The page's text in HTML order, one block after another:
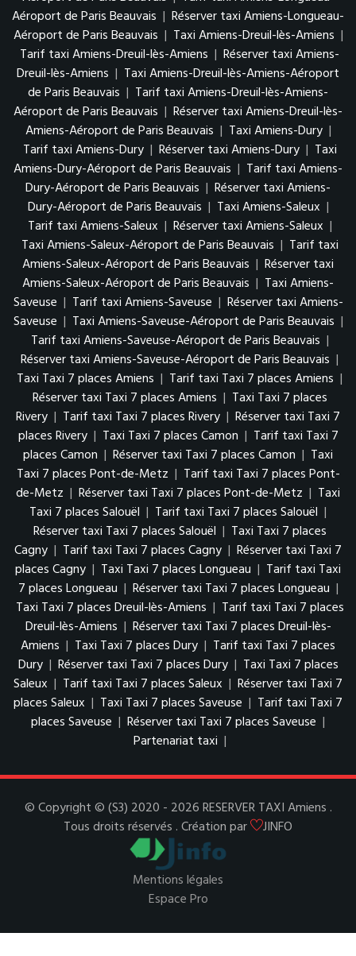
Aéroport de Paris Beauvais | Réserver taxi Amiens-Longueau-
Aéroport de Paris Beauvais | Taxi Amiens-Dreuil-lès-Amiens |
Tarif taxi Amiens-Dreuil-lès-Amiens | Réserver taxi Amiens-
Dreuil-lès-Amiens | Taxi Amiens-Dreuil-lès-Amiens-Aéroport
de Paris Beauvais | Tarif taxi Amiens-Dreuil-lès-Amiens-
Aéroport de Paris Beauvais | Réserver taxi Amiens-Dreuil-lès-
Amiens-Aéroport de Paris Beauvais | Taxi Amiens-Dury |
Tarif taxi Amiens-Dury | Réserver taxi Amiens-Dury | Taxi
Amiens-Dury-Aéroport de Paris Beauvais | Tarif taxi Amiens-
Dury-Aéroport de Paris Beauvais | Réserver taxi Amiens-
Dury-Aéroport de Paris Beauvais | Taxi Amiens-Saleux |
Tarif taxi Amiens-Saleux | Réserver taxi Amiens-Saleux |
Taxi Amiens-Saleux-Aéroport de Paris Beauvais | Tarif taxi
Amiens-Saleux-Aéroport de Paris Beauvais | Réserver taxi
Amiens-Saleux-Aéroport de Paris Beauvais | Taxi Amiens-
Saveuse | Tarif taxi Amiens-Saveuse | Réserver taxi Amiens-
Saveuse | Taxi Amiens-Saveuse-Aéroport de Paris Beauvais |
Tarif taxi Amiens-Saveuse-Aéroport de Paris Beauvais |
Réserver taxi Amiens-Saveuse-Aéroport de Paris Beauvais |
Taxi Taxi 7 places Amiens | Tarif taxi Taxi 7 places Amiens |
Réserver taxi Taxi 7 places Amiens | Taxi Taxi 7 places
Rivery | Tarif taxi Taxi 7 places Rivery | Réserver taxi Taxi 7
places Rivery | Taxi Taxi 7 places Camon | Tarif taxi Taxi 7
places Camon | Réserver taxi Taxi 7 places Camon | Taxi
Taxi 7 places Pont-de-Metz | Tarif taxi Taxi 7 places Pont-
de-Metz | Réserver taxi Taxi 7 places Pont-de-Metz | Taxi
Taxi 7 places Salouël | Tarif taxi Taxi 7 places Salouël |
Réserver taxi Taxi 7 places Salouël | Taxi Taxi 7 places
Cagny | Tarif taxi Taxi 7 places Cagny | Réserver taxi Taxi 7
places Cagny | Taxi Taxi 7 places Longueau | Tarif taxi Taxi
7 places Longueau | Réserver taxi Taxi 7 places Longueau |
Taxi Taxi 7 places Dreuil-lès-Amiens | Tarif taxi Taxi 7 places
Dreuil-lès-Amiens | Réserver taxi Taxi 7 places Dreuil-lès-
Amiens | Taxi Taxi 7 places Dury | Tarif taxi Taxi 7 places
Dury | Réserver taxi Taxi 7 places Dury | Taxi Taxi 7 places
Saleux | Tarif taxi Taxi 7 places Saleux | Réserver taxi Taxi 7
places Saleux | Taxi Taxi 7 places Saveuse | Tarif taxi Taxi 7
places Saveuse | Réserver taxi Taxi 7 places Saveuse |
Partenariat taxi |
© Copyright © (S3) 2020 - 2026 RESERVER TAXI Amiens .
Tous droits réservés . Création par
JINFO
Mentions légales
Espace Pro